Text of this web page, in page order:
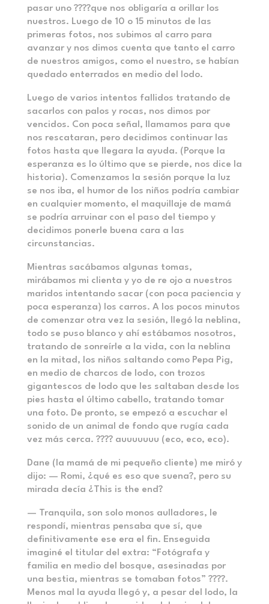
pasar uno ????que nos obligaría a orillar los
nuestros. Luego de 10 o 15 minutos de las
primeras fotos, nos subimos al carro para
avanzar y nos dimos cuenta que tanto el carro
de nuestros amigos, como el nuestro, se habían
quedado enterrados en medio del lodo.
Luego de varios intentos fallidos tratando de
sacarlos con palos y rocas, nos dimos por
vencidos. Con poca señal, llamamos para que
nos rescataran, pero decidimos continuar las
fotos hasta que llegara la ayuda. (Porque la
esperanza es lo último que se pierde, nos dice la
historia). Comenzamos la sesión porque la luz
se nos iba, el humor de los niños podría cambiar
en cualquier momento, el maquillaje de mamá
se podría arruinar con el paso del tiempo y
decidimos ponerle buena cara a las
circunstancias.
Mientras sacábamos algunas tomas,
mirábamos mi clienta y yo de re ojo a nuestros
maridos intentando sacar (con poca paciencia y
poca esperanza) los carros. A los pocos minutos
de comenzar otra vez la sesión, llegó la neblina,
todo se puso blanco y ahí estábamos nosotros,
tratando de sonreírle a la vida, con la neblina
en la mitad, los niños saltando como Pepa Pig,
en medio de charcos de lodo, con trozos
gigantescos de lodo que les saltaban desde los
pies hasta el último cabello, tratando tomar
una foto. De pronto, se empezó a escuchar el
sonido de un animal de fondo que rugía cada
vez más cerca. ???? auuuuuuu (eco, eco, eco).
Dane (la mamá de mi pequeño cliente) me miró y
dijo: — Romi, ¿qué es eso que suena?, pero su
mirada decía ¿This is the end?
— Tranquila, son solo monos aulladores, le
respondí, mientras pensaba que sí, que
definitivamente ese era el fin. Enseguida
imaginé el titular del extra: “Fotógrafa y
familia en medio del bosque, asesinadas por
una bestia, mientras se tomaban fotos” ????.
Menos mal la ayuda llegó y, a pesar del lodo, la